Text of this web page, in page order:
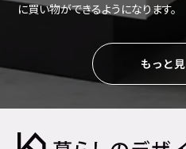
に買い物ができるようになります。
もっと